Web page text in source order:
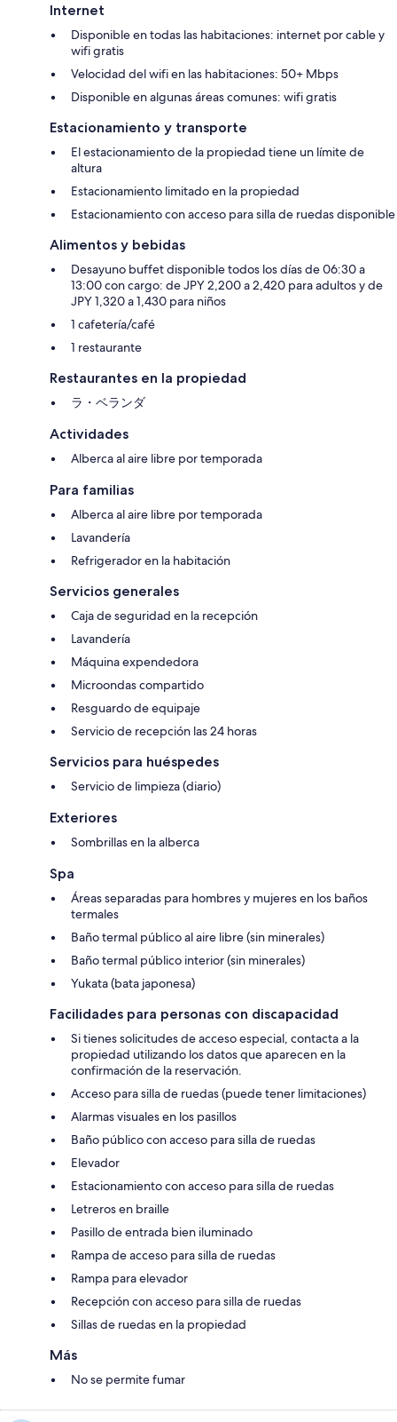
Internet
Disponible en todas las habitaciones: internet por cable y
wifi gratis
Velocidad del wifi en las habitaciones: 50+ Mbps
Disponible en algunas áreas comunes: wifi gratis
Estacionamiento y transporte
El estacionamiento de la propiedad tiene un límite de
altura
Estacionamiento limitado en la propiedad
Estacionamiento con acceso para silla de ruedas disponible
Alimentos y bebidas
Desayuno buffet disponible todos los días de 06:30 a
13:00 con cargo: de JPY 2,200 a 2,420 para adultos y de
JPY 1,320 a 1,430 para niños
1 cafetería/café
1 restaurante
Restaurantes en la propiedad
ラ・ベランダ
Actividades
Alberca al aire libre por temporada
Para familias
Alberca al aire libre por temporada
Lavandería
Refrigerador en la habitación
Servicios generales
Caja de seguridad en la recepción
Lavandería
Máquina expendedora
Microondas compartido
Resguardo de equipaje
Servicio de recepción las 24 horas
Servicios para huéspedes
Servicio de limpieza (diario)
Exteriores
Sombrillas en la alberca
Spa
Áreas separadas para hombres y mujeres en los baños
termales
Baño termal público al aire libre (sin minerales)
Baño termal público interior (sin minerales)
Yukata (bata japonesa)
Facilidades para personas con discapacidad
Si tienes solicitudes de acceso especial, contacta a la
propiedad utilizando los datos que aparecen en la
confirmación de la reservación.
Acceso para silla de ruedas (puede tener limitaciones)
Alarmas visuales en los pasillos
Baño público con acceso para silla de ruedas
Elevador
Estacionamiento con acceso para silla de ruedas
Letreros en braille
Pasillo de entrada bien iluminado
Rampa de acceso para silla de ruedas
Rampa para elevador
Recepción con acceso para silla de ruedas
Sillas de ruedas en la propiedad
Más
No se permite fumar